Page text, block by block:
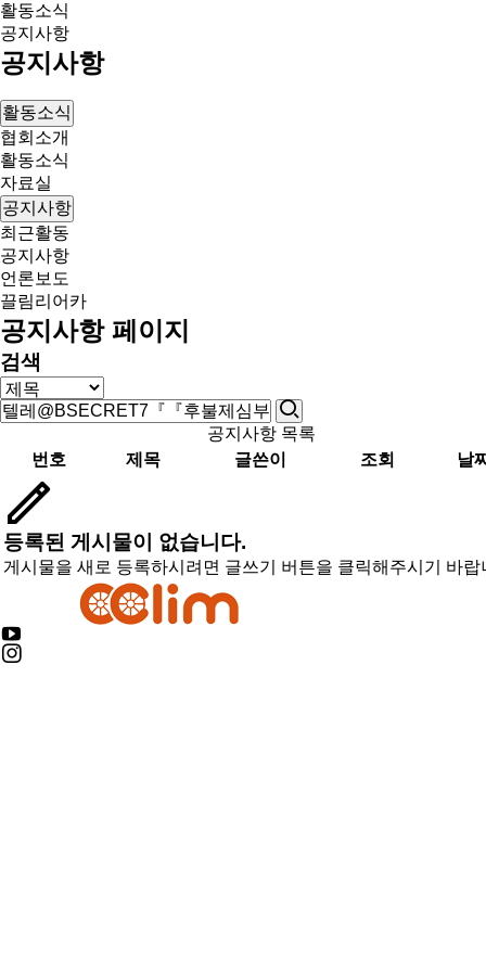
활동소식
공지사항
공지사항
활동소식
협회소개
활동소식
자료실
공지사항
최근활동
공지사항
언론보도
끌림리어카
공지사항 페이지
검색
공지사항 목록
번호
제목 글쓴이 조회 날
등록된 게시물이 없습니다.
게시물을 새로 등록하시려면 글쓰기 버튼을 클릭해주시기 바랍